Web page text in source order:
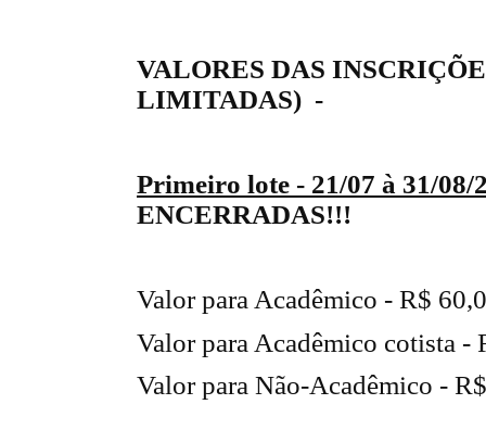
VALORES DAS
LIMITADAS) -
Primeiro lote - 21/07 à 31/08/
ENCERRADAS!!!
Valor para Acadêmico - R$
Valor para Acadêmico cotista -
Valor para Não-Acadêmico -